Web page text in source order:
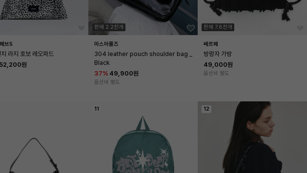
브5
라지 호보 레오파드
52,200원
판매 2.2천개
마스마룰즈
304 leather pouch shoulder bag _
Black
37% 49,900원
옵션비 별도
판매 7.8천개
쎄르페
방랑자 가방
49,000원
옵션비 별도
11 12